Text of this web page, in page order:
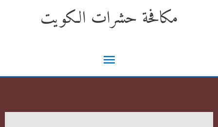
مكافحة حشرات الكويت
القائمة
الرئيسية